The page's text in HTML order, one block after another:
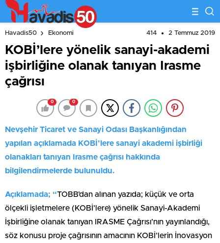
Havadis50 Ekonomi 414 2 Temmuz 2019
KOBİ’lere yönelik sanayi-akademi
işbirliğine olanak tanıyan Irasme
çağrısı
0 0
Nevşehir Ticaret ve Sanayi Odası Başkanlığından
yapılan açıklamada KOBİ’lere sanayi akademi işbirliği
olanakları tanıyan Irasme çağrısı hakkında
bilgilendirmelerde bulunuldu.
Açıklamada; “TOBB’dan alınan yazıda; küçük ve orta
ölçekli işletmelere (KOBİ’lere) yönelik Sanayi-Akademi
İşbirliğine olanak tanıyan IRASME Çağrısı’nın yayınlandığı,
söz konusu proje çağrısının amacının KOBİ’lerin İnovasyon